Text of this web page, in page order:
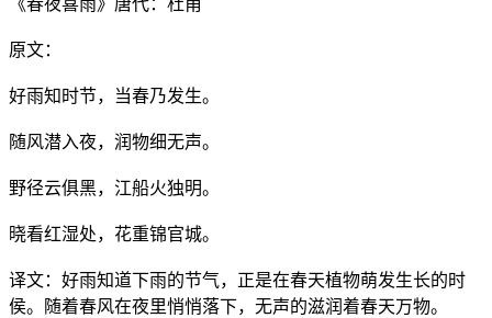
《春夜喜雨》唐代：杜甫
原文：
好雨知时节，当春乃发生。
随风潜入夜，润物细无声。
野径云俱黑，江船火独明。
晓看红湿处，花重锦官城。
译文：好雨知道下雨的节气，正是在春天植物萌发生长的时
侯。随着春风在夜里悄悄落下，无声的滋润着春天万物。